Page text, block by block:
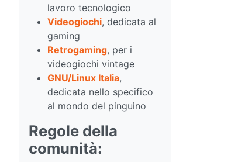
lavoro tecnologico
Videogiochi, dedicata al
gaming
Retrogaming, per i
videogiochi vintage
GNU/Linux Italia,
dedicata nello specifico
al mondo del pinguino
Regole della
comunità: